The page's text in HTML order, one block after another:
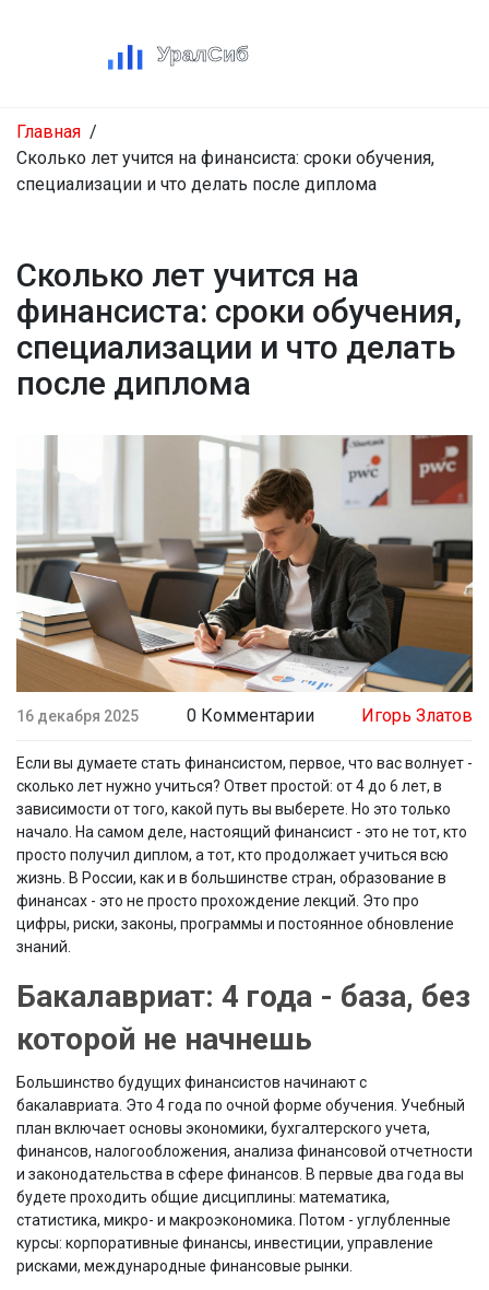
Главная
Сколько лет учится на финансиста: сроки обучения,
специализации и что делать после диплома
Сколько лет учится на
финансиста: сроки обучения,
специализации и что делать
после диплома
16 декабря 2025 0 Комментарии Игорь Златов
Если вы думаете стать финансистом, первое, что вас волнует -
сколько лет нужно учиться? Ответ простой: от 4 до 6 лет, в
зависимости от того, какой путь вы выберете. Но это только
начало. На самом деле, настоящий финансист - это не тот, кто
просто получил диплом, а тот, кто продолжает учиться всю
жизнь. В России, как и в большинстве стран, образование в
финансах - это не просто прохождение лекций. Это про
цифры, риски, законы, программы и постоянное обновление
знаний.
Бакалавриат: 4 года - база, без
которой не начнешь
Большинство будущих финансистов начинают с
бакалавриата. Это 4 года по очной форме обучения. Учебный
план включает основы экономики, бухгалтерского учета,
финансов, налогообложения, анализа финансовой отчетности
и законодательства в сфере финансов. В первые два года вы
будете проходить общие дисциплины: математика,
статистика, микро- и макроэкономика. Потом - углубленные
курсы: корпоративные финансы, инвестиции, управление
рисками, международные финансовые рынки.